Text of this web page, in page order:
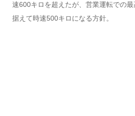
速600キロを超えたが、営業運転での
据えて時速500キロになる方針。